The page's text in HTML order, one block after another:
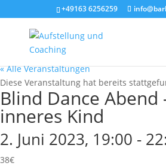
+49163 6256259
« Alle Veranstaltungen
Diese Veranstaltung hat bereits
Blind Dance Abend
inneres Kind
2. Juni 2023, 19:00 -
38€